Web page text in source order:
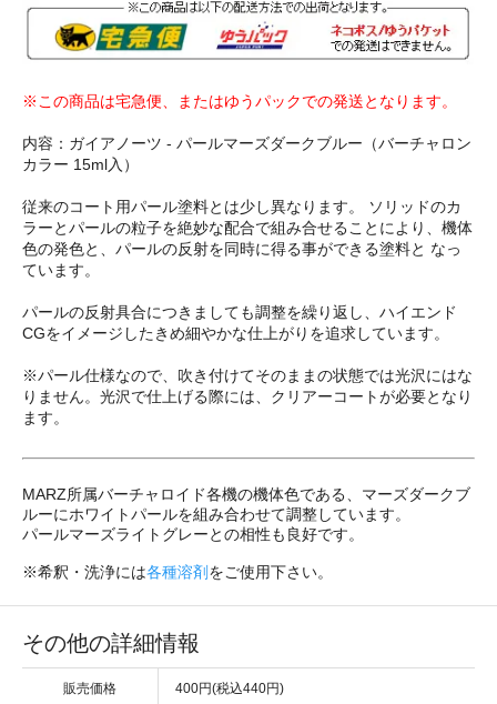
※この商品は宅急便、またはゆうパックでの発送となります。
内容：ガイアノーツ - パールマーズダークブルー（バーチャロン
カラー 15ml入）
従来のコート用パール塗料とは少し異なります。 ソリッドのカ
ラーとパールの粒子を絶妙な配合で組み合せることにより、機体
色の発色と、パールの反射を同時に得る事ができる塗料と なっ
ています。
パールの反射具合につきましても調整を繰り返し、ハイエンド
CGをイメージしたきめ細やかな仕上がりを追求しています。
※パール仕様なので、吹き付けてそのままの状態では光沢にはな
りません。光沢で仕上げる際には、クリアーコートが必要となり
ます。
MARZ所属バーチャロイド各機の機体色である、マーズダークブ
ルーにホワイトパールを組み合わせて調整しています。
パールマーズライトグレーとの相性も良好です。
※希釈・洗浄には各種溶剤 をご使用下さい。
その他の詳細情報
販売価格 400円(税込440円)